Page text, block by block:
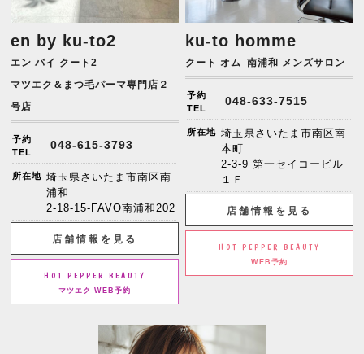
en by ku-to2
エン バイ クート2
マツエク＆まつ毛パーマ専門店２
号店
予約
TEL
048-615-3793
所在地 埼玉県さいたま市南区南
浦和
2-18-15-FAVO南浦和202
店舗情報を見る
HOT PEPPER BEAUTY
マツエク WEB予約
ku-to homme
クート オム 南浦和 メンズサロン
予約
TEL
048-633-7515
所在地 埼玉県さいたま市南区南
本町
2-3-9 第一セイコービル
１Ｆ
店舗情報を見る
HOT PEPPER BEAUTY
WEB予約